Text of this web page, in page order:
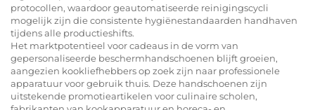
protocollen, waardoor geautomatiseerde reinigingscycli
mogelijk zijn die consistente hygiënestandaarden handhaven
tijdens alle productieshifts.
Het marktpotentieel voor cadeaus in de vorm van
gepersonaliseerde beschermhandschoenen blijft groeien,
aangezien kookliefhebbers op zoek zijn naar professionele
apparatuur voor gebruik thuis. Deze handschoenen zijn
uitstekende promotieartikelen voor culinaire scholen,